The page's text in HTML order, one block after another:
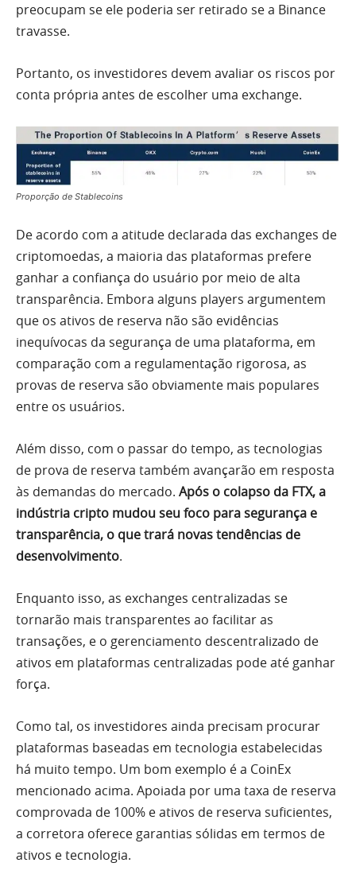
preocupam se ele poderia ser retirado se a Binance
travasse.
Portanto, os investidores devem avaliar os riscos por
conta própria antes de escolher uma exchange.
Proporção de Stablecoins
De acordo com a atitude declarada das exchanges de
criptomoedas, a maioria das plataformas prefere
ganhar a confiança do usuário por meio de alta
transparência. Embora alguns players argumentem
que os ativos de reserva não são evidências
inequívocas da segurança de uma plataforma, em
comparação com a regulamentação rigorosa, as
provas de reserva são obviamente mais populares
entre os usuários.
Além disso, com o passar do tempo, as tecnologias
de prova de reserva também avançarão em resposta
às demandas do mercado. Após o colapso da FTX, a
indústria cripto mudou seu foco para segurança e
transparência, o que trará novas tendências de
desenvolvimento.
Enquanto isso, as exchanges centralizadas se
tornarão mais transparentes ao facilitar as
transações, e o gerenciamento descentralizado de
ativos em plataformas centralizadas pode até ganhar
força.
Como tal, os investidores ainda precisam procurar
plataformas baseadas em tecnologia estabelecidas
há muito tempo. Um bom exemplo é a CoinEx
mencionado acima. Apoiada por uma taxa de reserva
comprovada de 100% e ativos de reserva suficientes,
a corretora oferece garantias sólidas em termos de
ativos e tecnologia.